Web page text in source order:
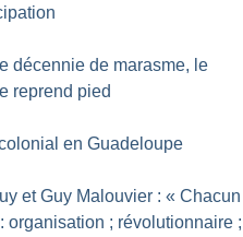
décennie de marasme, le
reprend pied
en Guadeloupe
et Guy Malouvier : « Chacun
organisation ; révolutionnaire ;